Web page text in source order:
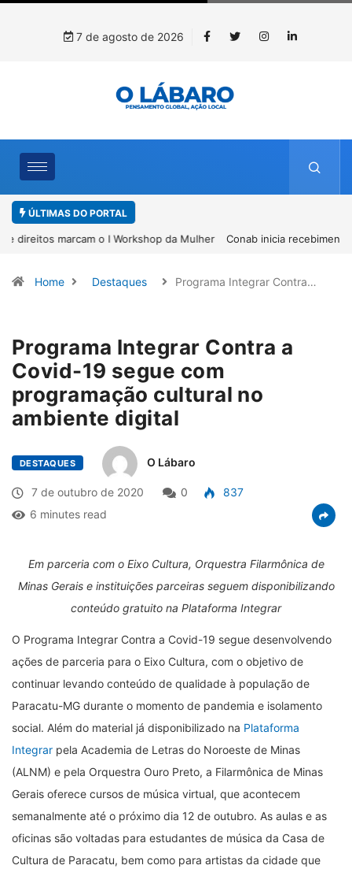
7 de agosto de 2026
ÚLTIMAS DO PORTAL
Conab inicia recebimento de documentos para solicitação do
Home Destaques Programa Integrar Contra…
Programa Integrar Contra a
Covid-19 segue com
programação cultural no
ambiente digital
DESTAQUES O Lábaro
7 de outubro de 2020 0
837
6 minutes read
Em parceria com o Eixo Cultura, Orquestra Filarmônica de
Minas Gerais e instituições parceiras seguem disponibilizando
conteúdo gratuito na Plataforma Integrar
O Programa Integrar Contra a Covid-19 segue desenvolvendo
ações de parceria para o Eixo Cultura, com o objetivo de
continuar levando conteúdo de qualidade à população de
Paracatu-MG durante o momento de pandemia e isolamento
social. Além do material já disponibilizado na Plataforma
Integrar pela Academia de Letras do Noroeste de Minas
(ALNM) e pela Orquestra Ouro Preto, a Filarmônica de Minas
Gerais oferece cursos de música virtual, que acontecem
semanalmente até o próximo dia 12 de outubro. As aulas e as
oficinas são voltadas para estudantes de música da Casa de
Cultura de Paracatu, bem como para artistas da cidade que